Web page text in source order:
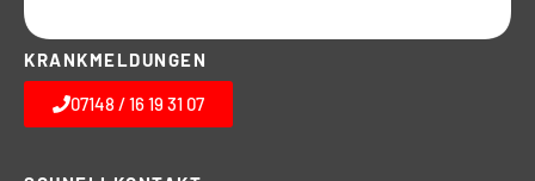
KRANKMELDUNGEN
07148 / 16 19 31 07